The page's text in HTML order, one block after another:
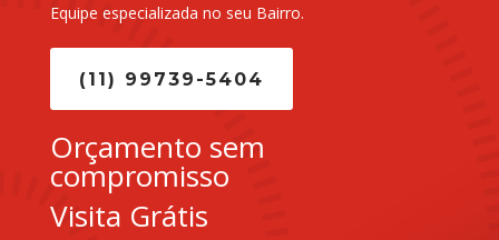
Equipe especializada no seu Bairro.
(11) 99739-5404
Orçamento sem
compromisso
Visita Grátis